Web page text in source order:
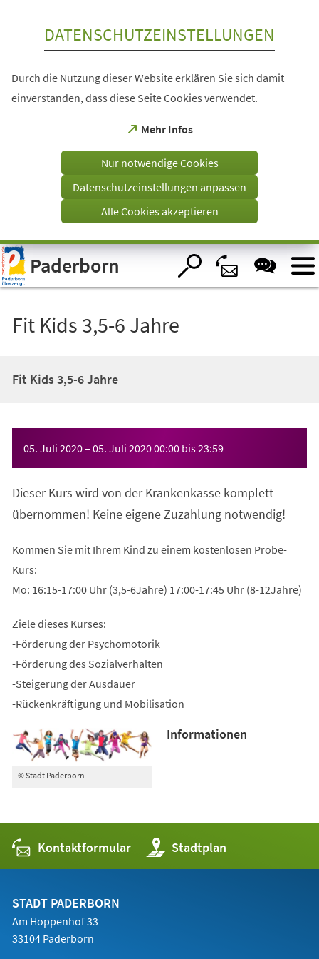
Visuelle
Assistenzsoftware
öffnen.
DATENSCHUTZEINSTELLUNGEN
Durch die Nutzung dieser Website erklären Sie sich damit
einverstanden, dass diese Seite Cookies verwendet.
Mehr Infos
(Öffnet
einem
Tab)
Nur notwendige Cookies
Datenschutzeinstellungen anpassen
Alle Cookies akzeptieren
Paderborn
Fit Kids 3,5-6 Jahre
Fit Kids 3,5-6 Jahre
05. Juli 2020– 05. Juli 202000:00 bis23:59
Dieser Kurs wird von der Krankenkasse komplett
übernommen! Keine eigene Zuzahlung notwendig!
Kommen Sie mit Ihrem Kind zu einem kostenlosen Probe-
Kurs:
Mo: 16:15-17:00 Uhr (3,5-6Jahre) 17:00-17:45 Uhr (8-12Jahre)
Ziele dieses Kurses:
-Förderung der Psychomotorik
-Förderung des Sozialverhalten
-Steigerung der Ausdauer
-Rückenkräftigung und Mobilisation
© Stadt Paderborn
Informationen
Kontaktformular Stadtplan
(Öffnet
in
einem
STADT PADERBORN
Am Hoppenhof 33
33104 Paderborn